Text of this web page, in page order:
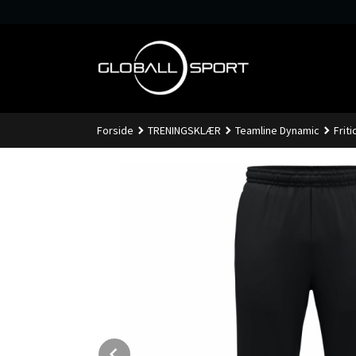
Forside TRENINGSKLÆR Teamline Dynamic